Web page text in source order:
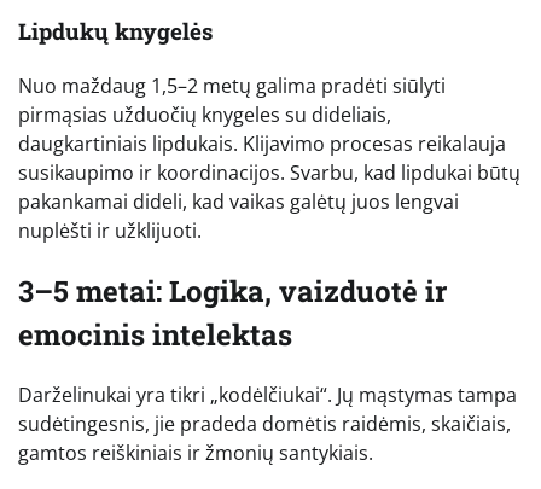
Lipdukų knygelės
Nuo maždaug 1,5–2 metų galima pradėti siūlyti
pirmąsias užduočių knygeles su dideliais,
daugkartiniais lipdukais. Klijavimo procesas reikalauja
susikaupimo ir koordinacijos. Svarbu, kad lipdukai būtų
pakankamai dideli, kad vaikas galėtų juos lengvai
nuplėšti ir užklijuoti.
3–5 metai: Logika, vaizduotė ir
emocinis intelektas
Darželinukai yra tikri „kodėlčiukai“. Jų mąstymas tampa
sudėtingesnis, jie pradeda domėtis raidėmis, skaičiais,
gamtos reiškiniais ir žmonių santykiais.